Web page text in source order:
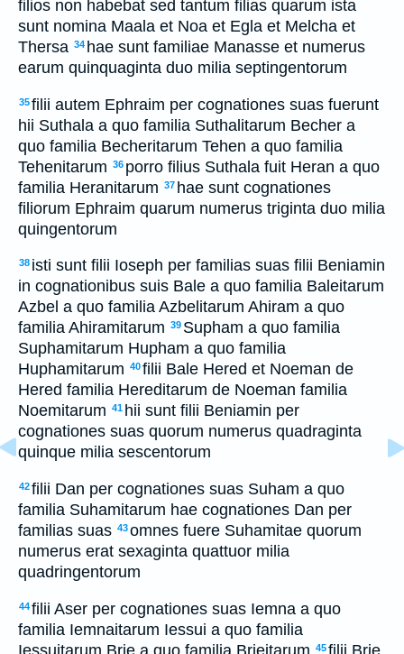
filios non habebat sed tantum filias quarum ista
sunt nomina Maala et Noa et Egla et Melcha et
Thersa 34 hae sunt familiae Manasse et numerus
earum quinquaginta duo milia septingentorum
35filii autem Ephraim per cognationes suas fuerunt
hii Suthala a quo familia Suthalitarum Becher a
quo familia Becheritarum Tehen a quo familia
Tehenitarum 36 porro filius Suthala fuit Heran a quo
familia Heranitarum 37 hae sunt cognationes
filiorum Ephraim quarum numerus triginta duo milia
quingentorum
38 isti sunt filii Ioseph per familias suas filii Beniamin
in cognationibus suis Bale a quo familia Baleitarum
Azbel a quo familia Azbelitarum Ahiram a quo
familia Ahiramitarum 39 Supham a quo familia
Suphamitarum Hupham a quo familia
Huphamitarum 40filii Bale Hered et Noeman de
Hered familia Hereditarum de Noeman familia
Noemitarum 41 hii sunt filii Beniamin per
cognationes suas quorum numerus quadraginta
quinque milia sescentorum
42filii Dan per cognationes suas Suham a quo
familia Suhamitarum hae cognationes Dan per
familias suas 43omnes fuere Suhamitae quorum
numerus erat sexaginta quattuor milia
quadringentorum
44filii Aser per cognationes suas Iemna a quo
familia Iemnaitarum Iessui a quo familia
Iessuitarum Brie a quo familia Brieitarum 45filii Brie